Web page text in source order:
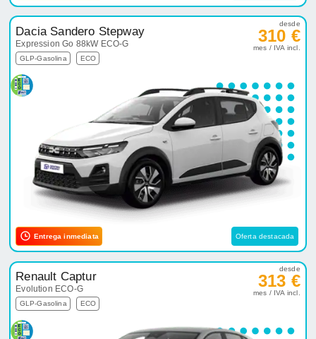
Dacia Sandero Stepway
Expression Go 88kW ECO-G
GLP-Gasolina ECO
desde
310 €
mes / IVA incl.
Entrega inmediata Oferta destacada
Renault Captur
Evolution ECO-G
GLP-Gasolina ECO
desde
313 €
mes / IVA incl.